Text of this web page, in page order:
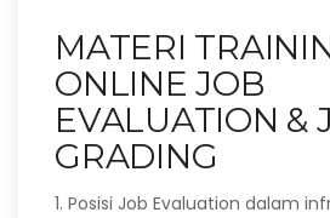
MATERI
ONLINE JOB
EVALUATION &
GRADING
1. Posisi Job Evaluation dalam